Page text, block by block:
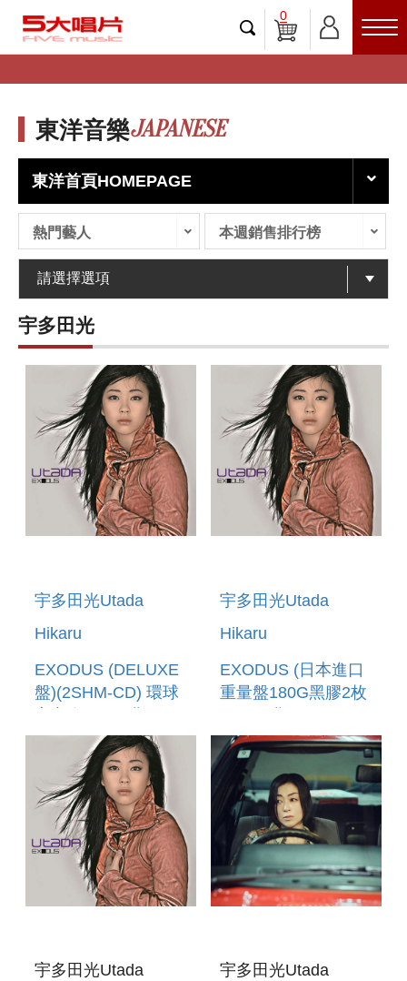
0
東洋音樂JAPANESE
東洋首頁HOMEPAGE
熱門藝人 本週銷售排行榜
宇多田光
宇多田光Utada
Hikaru
EXODUS (DELUXE
盤)(2SHM-CD) 環球
6/12 12:00止)
宇多田光Utada
Hikaru
EXODUS (日本進口
重量盤180G黑膠2枚
12:00止)
宇多田光Utada
宇多田光Utada